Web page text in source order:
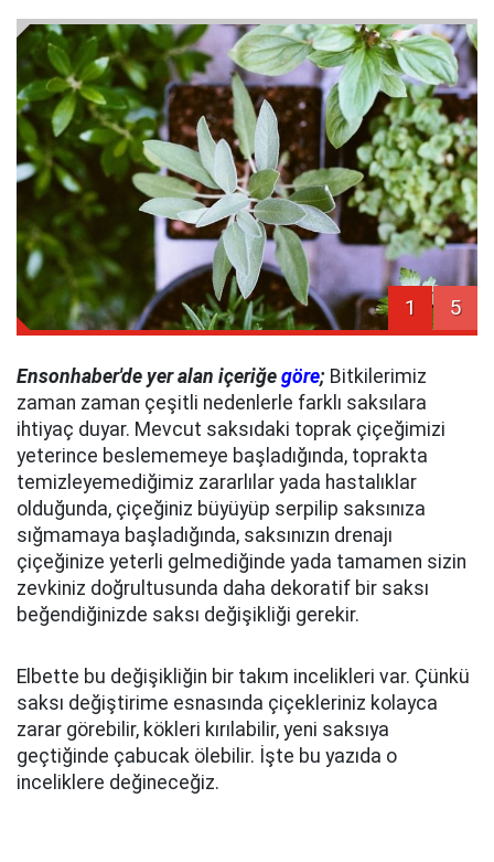
1 5
Ensonhaber'de yer alan içeriğe göre; Bitkilerimiz
zaman zaman çeşitli nedenlerle farklı saksılara
ihtiyaç duyar. Mevcut saksıdaki toprak çiçeğimizi
yeterince beslememeye başladığında, toprakta
temizleyemediğimiz zararlılar yada hastalıklar
olduğunda, çiçeğiniz büyüyüp serpilip saksınıza
sığmamaya başladığında, saksınızın drenajı
çiçeğinize yeterli gelmediğinde yada tamamen sizin
zevkiniz doğrultusunda daha dekoratif bir saksı
beğendiğinizde saksı değişikliği gerekir.
Elbette bu değişikliğin bir takım incelikleri var. Çünkü
saksı değiştirime esnasında çiçekleriniz kolayca
zarar görebilir, kökleri kırılabilir, yeni saksıya
geçtiğinde çabucak ölebilir. İşte bu yazıda o
inceliklere değineceğiz.